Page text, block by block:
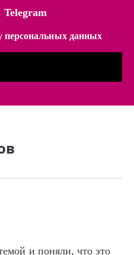
Telegram
персональных данных
и поняли, что это